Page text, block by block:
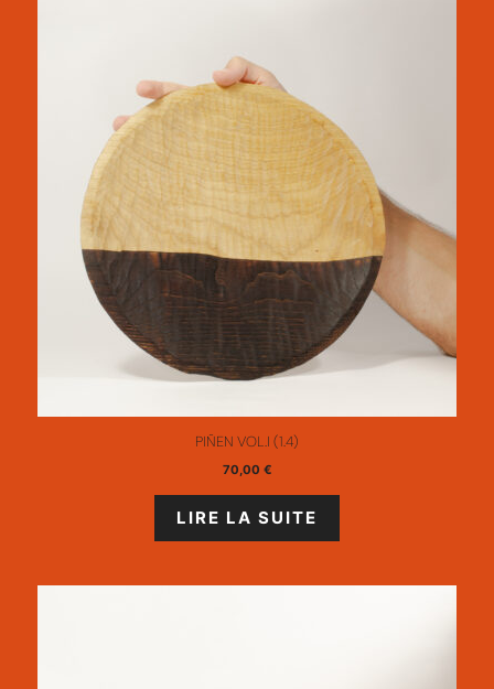
PIÑEN VOL.I (1.4)
70,00 €
LIRE LA SUITE